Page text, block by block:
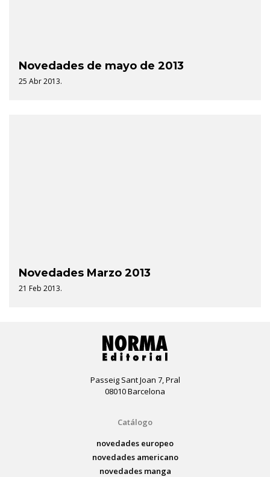
Novedades de mayo de 2013
25 Abr 2013.
Novedades Marzo 2013
21 Feb 2013.
Passeig Sant Joan 7, Pral
08010 Barcelona
Catálogo
novedades europeo
novedades americano
novedades manga